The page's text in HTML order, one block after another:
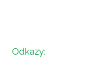
Odkazy: